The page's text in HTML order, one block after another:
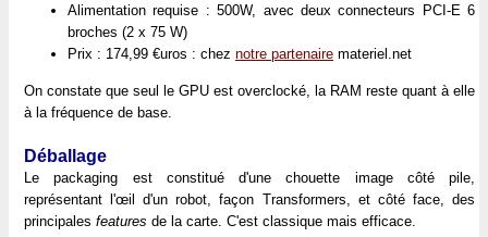
Alimentation requise : 500W, avec deux connecteurs PCI-E 6
broches (2 x 75 W)
Prix : 174,99 €uros : chez notre partenaire materiel.net
On constate que seul le GPU est overclocké, la RAM reste quant à elle
à la fréquence de base.
Déballage
Le packaging est constitué d'une chouette image côté pile,
représentant l'œil d'un robot, façon Transformers, et côté face, des
principales features de la carte. C'est classique mais efficace.